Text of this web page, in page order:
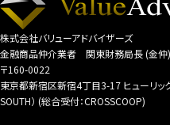
株式会社バリューアドバイザーズ
金融商品仲介業者 関東財務局長 (金仲
〒160-0022
東京都新宿区新宿4丁目3-17 ヒューリッ
SOUTH） (総合受付：CROSSCOOP)